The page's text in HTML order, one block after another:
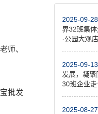
师、
批发
2025-09-28
界32班集
·公园大观
2025-09-13
发展，凝
30班企业
2025-08-27